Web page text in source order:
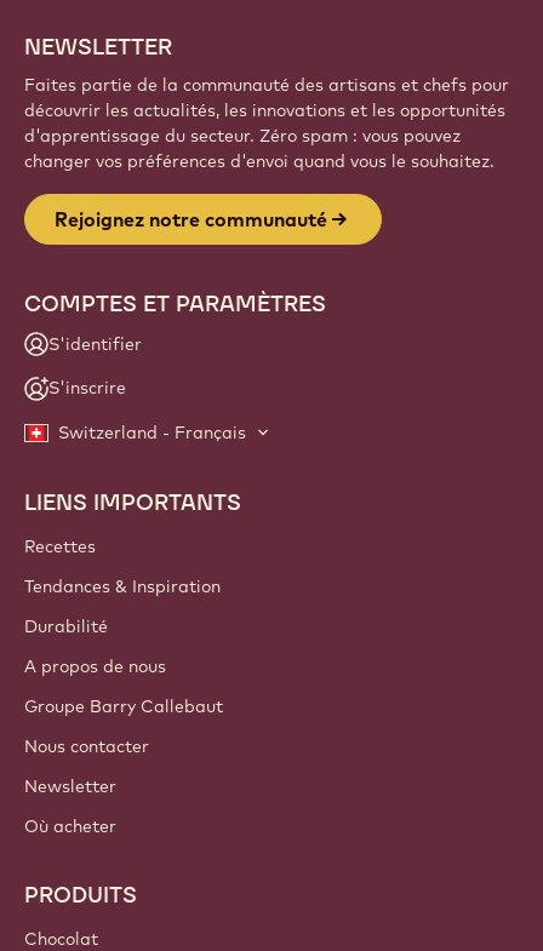
NEWSLETTER
Faites partie de la communauté des artisans et chefs pour
découvrir les actualités, les innovations et les opportunités
d'apprentissage du secteur. Zéro spam : vous pouvez
changer vos préférences d'envoi quand vous le souhaitez.
Rejoignez notre communauté
COMPTES ET PARAMÈTRES
S'identifier
S'inscrire
Switzerland - Français
Footer
Callebaut
LIENS IMPORTANTS
Recettes
Tendances & Inspiration
Durabilité
A propos de nous
Groupe Barry Callebaut
Nous contacter
Newsletter
Où acheter
PRODUITS
Chocolat